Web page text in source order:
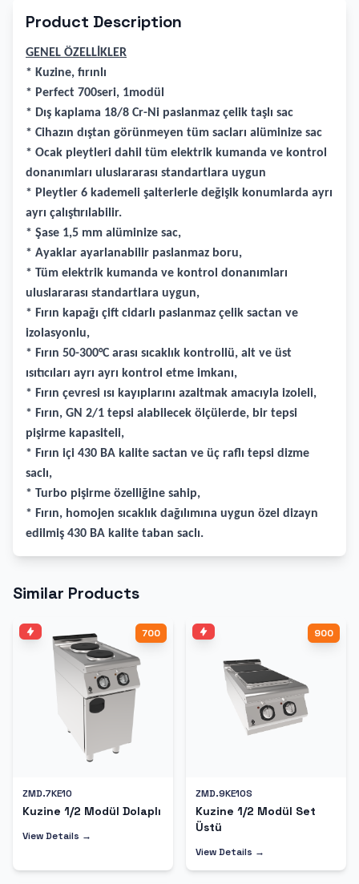
Product Description
GENEL ÖZELLİKLER
* Kuzine, fırınlı
* Perfect 700seri, 1modül
* Dış kaplama 18/8 Cr-Ni paslanmaz çelik taşlı sac
* Cihazın dıştan görünmeyen tüm sacları alüminize sac
* Ocak pleytleri dahil tüm elektrik kumanda ve kontrol
donanımları uluslararası standartlara uygun
* Pleytler 6 kademeli şalterlerle değişik konumlarda ayrı
ayrı çalıştırılabilir.
* Şase 1,5 mm alüminize sac,
* Ayaklar ayarlanabilir paslanmaz boru,
* Tüm elektrik kumanda ve kontrol donanımları
uluslararası standartlara uygun,
* Fırın kapağı çift cidarlı paslanmaz çelik sactan ve
izolasyonlu,
* Fırın 50-300°C arası sıcaklık kontrollü, alt ve üst
ısıtıcıları ayrı ayrı kontrol etme imkanı,
* Fırın çevresi ısı kayıplarını azaltmak amacıyla izoleli,
* Fırın, GN 2/1 tepsi alabilecek ölçülerde, bir tepsi
pişirme kapasiteli,
* Fırın içi 430 BA kalite sactan ve üç raflı tepsi dizme
saclı,
* Turbo pişirme özelliğine sahip,
* Fırın, homojen sıcaklık dağılımına uygun özel dizayn
edilmiş 430 BA kalite taban saclı.
Similar Products
700
ZMD.7KE10
Kuzine 1/2 Modül Dolaplı
View Details →
900
ZMD.9KE10S
Kuzine 1/2 Modül Set
Üstü
View Details →